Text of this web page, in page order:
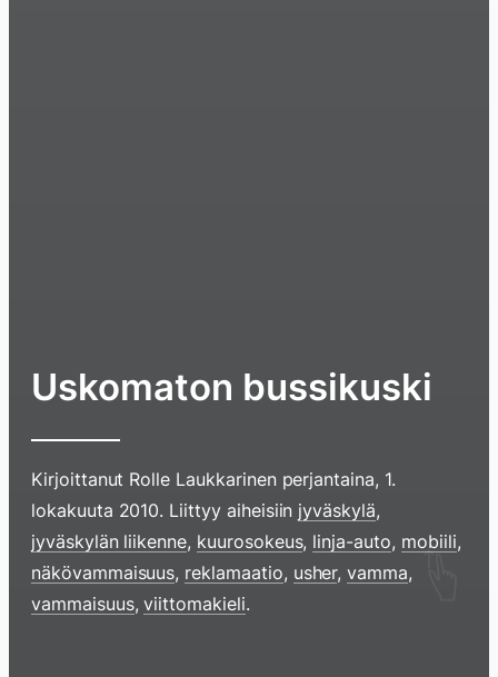
Uskomaton bussikuski
Kirjoittanut Rolle Laukkarinen perjantaina, 1.
lokakuuta 2010. Liittyy aiheisiin jyväskylä,
jyväskylän liikenne, kuurosokeus, linja-auto, mobiili,
näkövammaisuus, reklamaatio, usher,vamma,
vammaisuus,viittomakieli.